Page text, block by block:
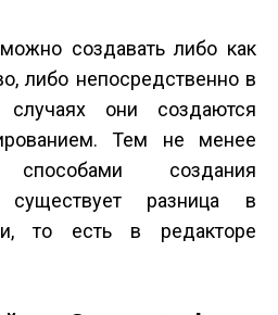
создавать либо как
либо непосредственно в
они создаются
Тем не менее
создания
существует разница в
то есть в редакторе